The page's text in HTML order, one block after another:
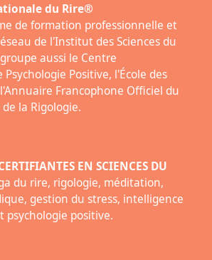
du Rire®
de formation professionnelle et
de l'Institut des Sciences du
aussi le Centre
Positive, l'École des
Francophone Officiel du
la Rigologie.
EN SCIENCES DU
du rire, rigologie, méditation,
gestion du stress, intelligence
psychologie positive.